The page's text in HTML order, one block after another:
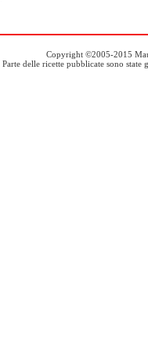
Copyright ©2005-2015
Parte delle ricette pubblicate sono state